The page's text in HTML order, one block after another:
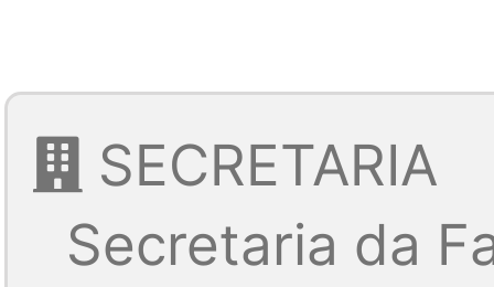
SECRETARIA
Secretaria da